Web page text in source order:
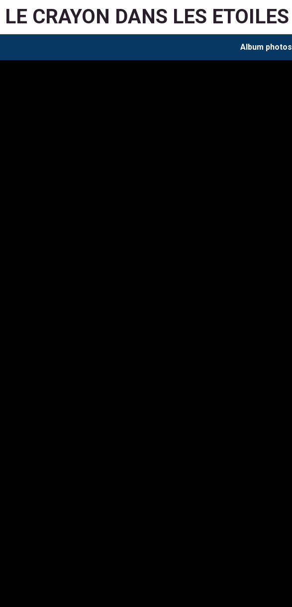
LE CRAYON DANS LES ETOILES
Album photos